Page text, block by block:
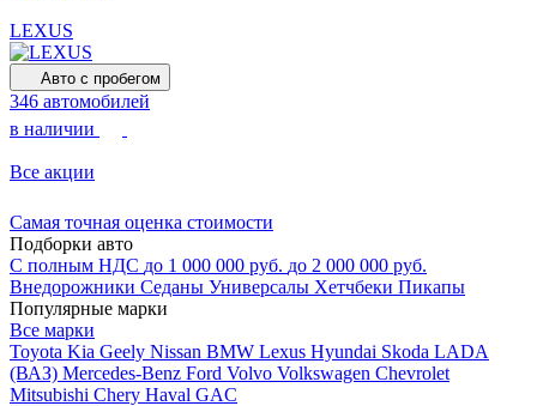
LEXUS
Авто с пробегом
346 автомобилей
в наличии
Все акции
Самая точная оценка стоимости
Подборки авто
С полным НДС до 1 000 000 руб. до 2 000 000 руб.
Внедорожники Седаны Универсалы Хетчбеки Пикапы
Популярные марки
Все марки
Toyota Kia Geely Nissan BMW Lexus Hyundai Skoda LADA
(ВАЗ) Mercedes-Benz Ford Volvo Volkswagen Chevrolet
Mitsubishi Chery Haval GAC